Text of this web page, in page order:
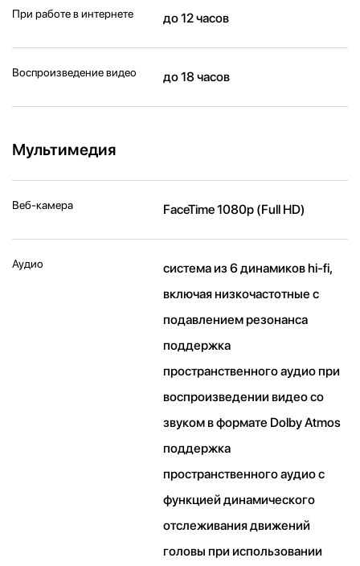
При работе в интернете до 12 часов
Воспроизведение видео до 18 часов
Мультимедия
Веб-камера FaceTime 1080p (Full HD)
Аудио
система из 6 динамиков hi-fi,
включая низкочастотные с
подавлением резонанса
поддержка
пространственного аудио при
воспроизведении видео со
звуком в формате Dolby Atmos
поддержка
пространственного аудио с
функцией динамического
отслеживания движений
головы при использовании